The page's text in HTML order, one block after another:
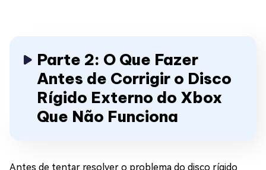
Parte 2: O Que Fazer
Antes de Corrigir o Disco
Rígido Externo do Xbox
Que Não Funciona
Antes de tentar resolver o problema do disco rígido